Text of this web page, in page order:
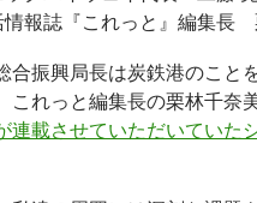
情報誌『これっと』編集長
合振興局長は炭鉄港のこと
これっと編集長の栗林千奈
連載させていただいていた